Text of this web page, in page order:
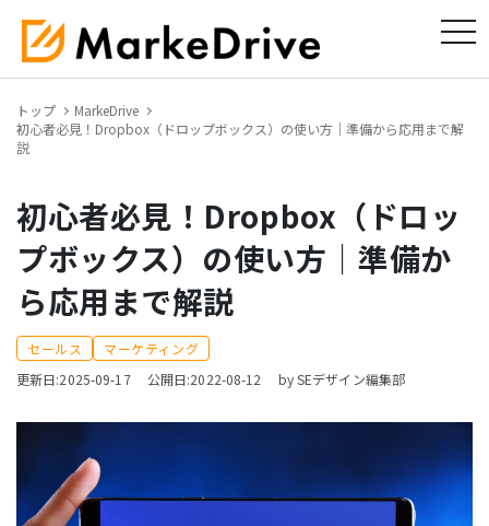
トップ
MarkeDrive
初心者必見！Dropbox（ドロップボックス）の使い方｜準備から応用まで解
説
初心者必見！Dropbox（ドロッ
プボックス）の使い方｜準備か
ら応用まで解説
セールス
マーケティング
更新日:2025-09-17
公開日:2022-08-12 by SEデザイン編集部